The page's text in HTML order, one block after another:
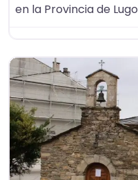
en la Provincia de Lugo